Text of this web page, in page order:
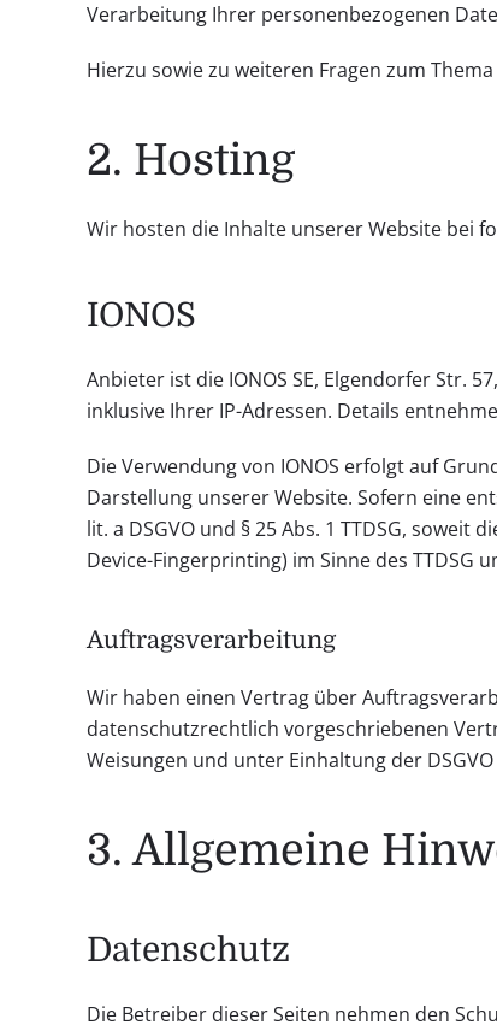
Verarbeitung Ihrer personenbezogenen
Hierzu sowie zu weiteren Fragen zum
2. Hosting
Wir hosten die Inhalte unserer Website bei
IONOS
Anbieter ist die IONOS SE, Elgendorfer Str.
inklusive Ihrer IP-Adressen. Details
Die Verwendung von IONOS erfolgt auf
Darstellung unserer Website. Sofern eine
lit. a DSGVO und § 25 Abs. 1 TTDSG,
Device-Fingerprinting) im Sinne des TTDSG
Auftragsverarbeitung
Wir haben einen Vertrag über
datenschutzrechtlich vorgeschriebenen
Weisungen und unter Einhaltung der
3. Allgemeine
Datenschutz
Die Betreiber dieser Seiten nehmen den